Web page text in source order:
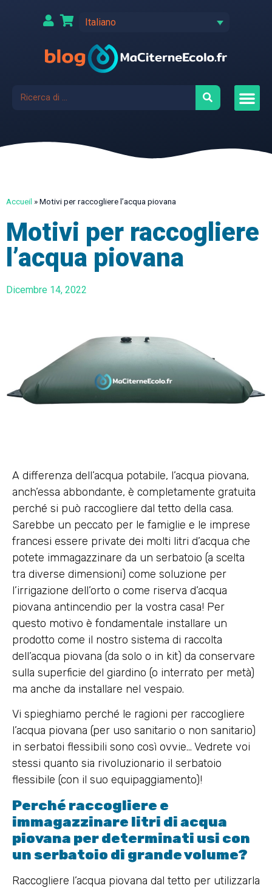
Italiano
Accueil »Motivi per raccogliere l’acqua piovana
Motivi per raccogliere
l’acqua piovana
Dicembre 14, 2022
A differenza dell’acqua potabile, l’acqua piovana,
anch’essa abbondante, è completamente gratuita
perché si può raccogliere dal tetto della casa.
Sarebbe un peccato per le famiglie e le imprese
francesi essere private dei molti litri d’acqua che
potete immagazzinare da un serbatoio (a scelta
tra diverse dimensioni) come soluzione per
l’irrigazione dell’orto o come riserva d’acqua
piovana antincendio per la vostra casa! Per
questo motivo è fondamentale installare un
prodotto come il nostro sistema di raccolta
dell’acqua piovana (da solo o in kit) da conservare
sulla superficie del giardino (o interrato per metà)
ma anche da installare nel vespaio.
Vi spieghiamo perché le ragioni per raccogliere
l’acqua piovana (per uso sanitario o non sanitario)
in serbatoi flessibili sono così ovvie… Vedrete voi
stessi quanto sia rivoluzionario il serbatoio
flessibile (con il suo equipaggiamento)!
Perché raccogliere e
immagazzinare litri di acqua
piovana per determinati usi con
un serbatoio di grande volume?
Raccogliere l’acqua piovana dal tetto per utilizzarla